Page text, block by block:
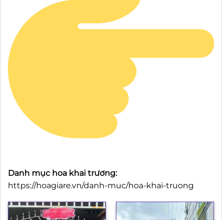
Danh mục hoa khai trương:
https://hoagiare.vn/danh-muc/hoa-khai-truong